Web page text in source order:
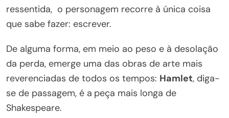
ressentida, o personagem recorre à única coisa
que sabe fazer: escrever.
De alguma forma, em meio ao peso e à desolação
da perda, emerge uma das obras de arte mais
reverenciadas de todos os tempos: Hamlet, diga-
se de passagem, é a peça mais longa de
Shakespeare.